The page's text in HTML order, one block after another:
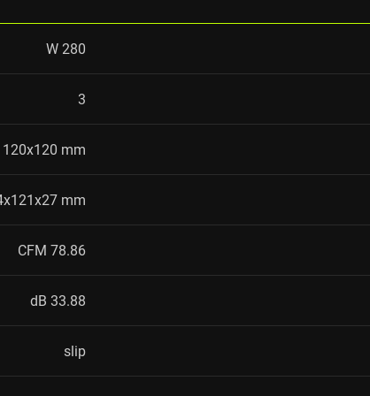
280 W
3
120x120 mm
mm
78.86 CFM
33.88 dB
slip